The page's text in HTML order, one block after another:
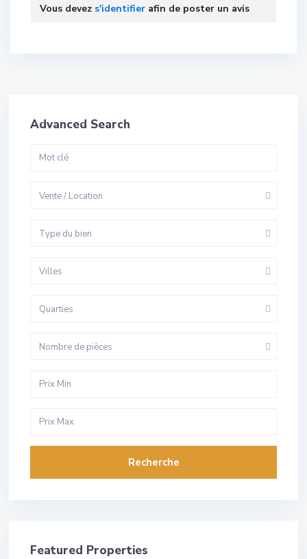
Vous devez s'identifier afin de poster un avis
Advanced Search
Vente / Location
Type du bien
Villes
Quarties
Nombre de pièces
Recherche
Featured Properties